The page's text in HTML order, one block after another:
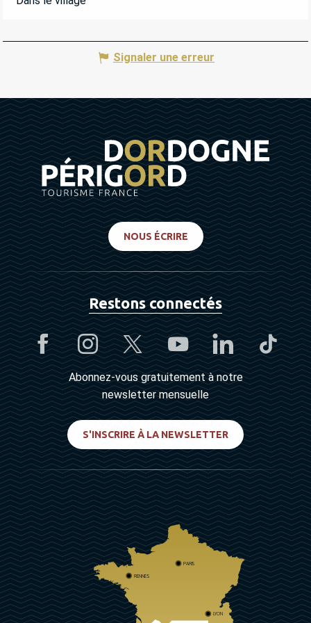
MARDI 15 SEPTEMBRE 2026
DU18 SEPTEMBRE 2026AU19 SEPTEMBRE
2026
MARDI 22 SEPTEMBRE 2026
DU25 SEPTEMBRE 2026AU26 SEPTEMBRE
2026
MARDI 29 SEPTEMBRE 2026
Signaler une erreur
NOUS ÉCRIRE
Restons connectés
Abonnez-vous gratuitement à notre
newsletter mensuelle
S'INSCRIRE À LA NEWSLETTER
PARIS
RENNES
LYON